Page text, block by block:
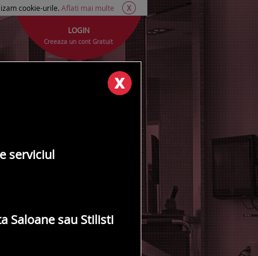
cookie-urile. Aflati mai multe X
LOGIN
Creeaza un cont Gratuit
serviciul
Saloane sau Stilisti